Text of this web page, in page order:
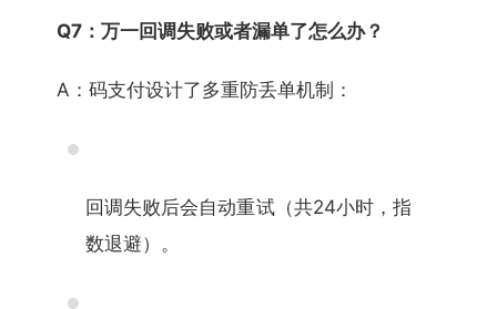
Q7：万一回调失败或者漏单了怎么办？
A：码支付设计了多重防丢单机制：
回调失败后会自动重试（共24小时，指
数退避）。